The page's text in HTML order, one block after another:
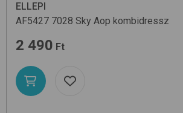
ELLEPI
AF5427 7028 Sky Aop kombidressz
2 490 Ft